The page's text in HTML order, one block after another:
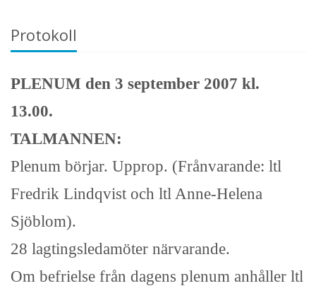
Protokoll
PLENUM den 3 september 2007 kl.
13.00.
TALMANNEN:
Plenum börjar. Upprop. (Frånvarande: ltl
Fredrik Lindqvist och ltl Anne-Helena
Sjöblom).
28 lagtingsledamöter närvarande.
Om befrielse från dagens plenum anhåller ltl